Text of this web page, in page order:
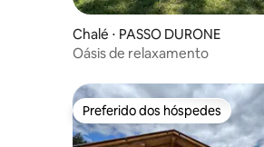
Chalé ⋅ PASSO DURONE
Oásis de relaxamento
Preferido dos hóspedes
Preferido dos hóspedes